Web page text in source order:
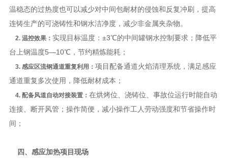
温稳态的过热度也可以减少对中间包耐材的侵蚀和反复冲刷，提高
连铸生产的可浇铸性和钢水洁净度，减少非金属夹杂物。
2. 温控效果： 实现目标温度：±3℃的中间罐钢水控制要求；降低平
台上钢温度5—10℃，节约精炼能耗；
3. 感应区流钢通道重复利用： 项目配备通道火焰清理系统，满足感应
通道重复多次使用，降低耐材成本；
4. 配备风道自动对接装置： 在烘烤位、浇铸位、事故位运行时能自动
连接、断开风管；操作简便，减小操作工人劳动强度和节省操作时
间；
四、感应加热项目现场